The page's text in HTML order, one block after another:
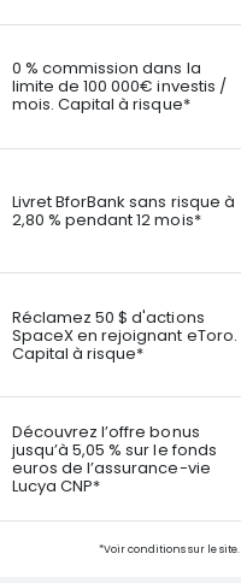
0 % commission dans la
limite de 100 000€ investis /
mois. Capital à risque*
Livret BforBank sans risque à
2,80 % pendant 12 mois*
Réclamez 50 $ d'actions
SpaceX en rejoignant eToro.
Capital à risque*
Découvrez l’offre bonus
jusqu’à 5,05 % sur le fonds
euros de l’assurance-vie
Lucya CNP*
*Voir conditions sur le site.